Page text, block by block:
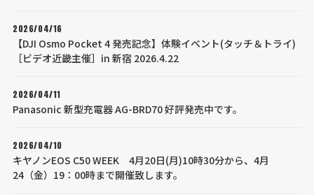
2026/04/16
【DJI Osmo Pocket 4 発売記念】体験イベント(タッチ＆トライ)
［ビデオ近畿主催］in 新宿 2026.4.22
2026/04/11
Panasonic 新型充電器 AG-BRD70 好評発売中です。
2026/04/10
キヤノンEOS C50 WEEK 4月20日(月)10時30分から、4月
24（金）19：00時まで開催致します。